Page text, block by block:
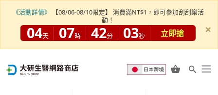
《活動詳情》
【08/06-08/10限定】 消費滿NT$1，即可參加刮刮樂活
動！
04天 07時 42分 03秒 立即搶 ×